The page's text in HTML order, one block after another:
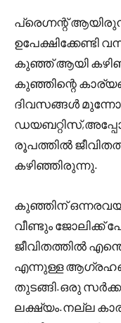
പ്രെഗ്നന്റ്
ഉപേക്ഷിക്കേണ്ടി
കുഞ്ഞ് ആയി
കുഞ്ഞിന്റെ
ദിവസങ്ങൾ
രൂപത്തിൽ
കഴിഞ്ഞിരുന്നു.
കുഞ്ഞിന്
വീണ്ടും ജോലിക്ക്
ജീവിതത്തിൽ
എന്നുള്ള
തുടങ്ങി.ഒരു
ലക്ഷ്യം.നല്ല